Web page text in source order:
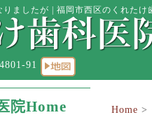
ましたが | 福岡市西区のくれたけ
91
院Home Home >